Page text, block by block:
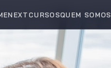
NEXT CURSOSQUEM SOMOS